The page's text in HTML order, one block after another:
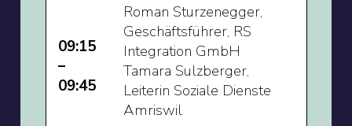
09:15
–
09:45
Roman Sturzenegger,
Geschäftsführer, RS
Integration GmbH
Tamara Sulzberger,
Leiterin Soziale Dienste
Amriswil